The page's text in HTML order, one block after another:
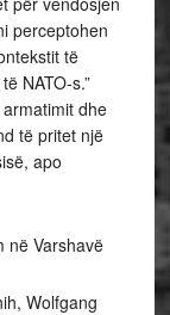
perceptohen
të
NATO-s.”
dhe
të pritet një
apo
në Varshavë
Wolfgang